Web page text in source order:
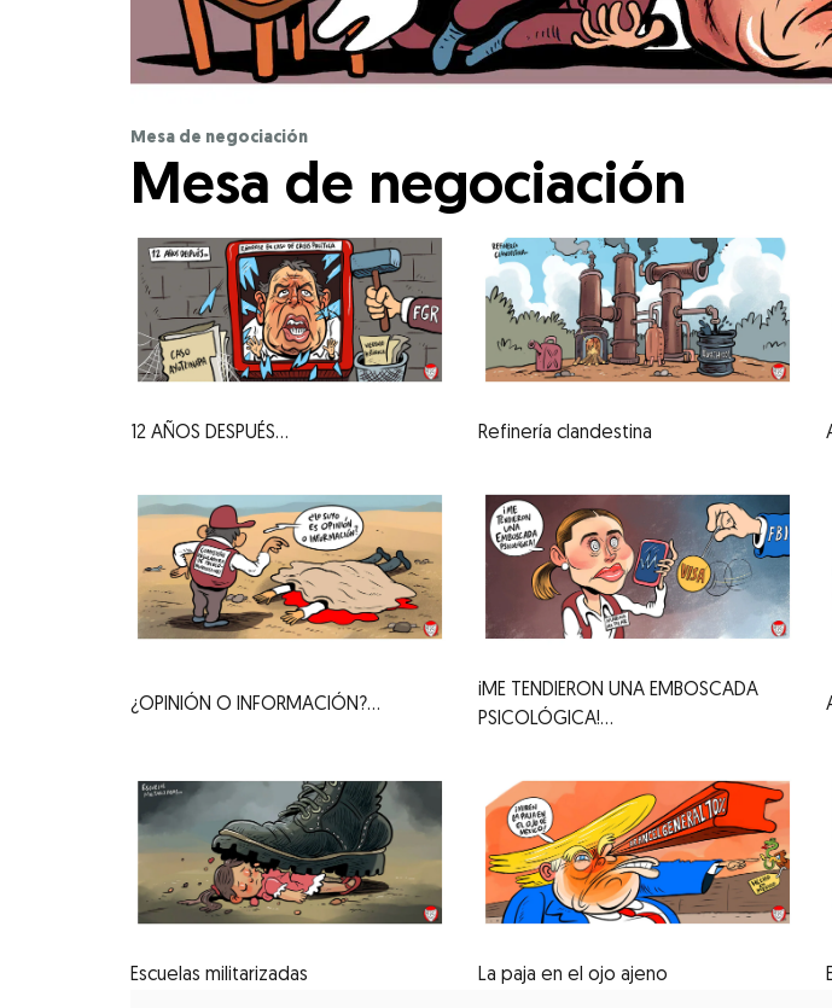
Mesa de negociación
Mesa de negociación
12 AÑOS DESPUÉS... Refinería clandestina
¿OPINIÓN O INFORMACIÓN?...
iME TENDIERON UNA EMBOSCADA
PSICOLÓGICA!...
Escuelas militarizadas La paja en el ojo ajeno